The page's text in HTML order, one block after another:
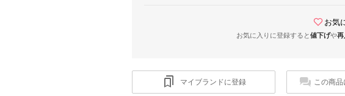
お気
お気に入りに登録すると値下げや再
マイブランドに登録 この商